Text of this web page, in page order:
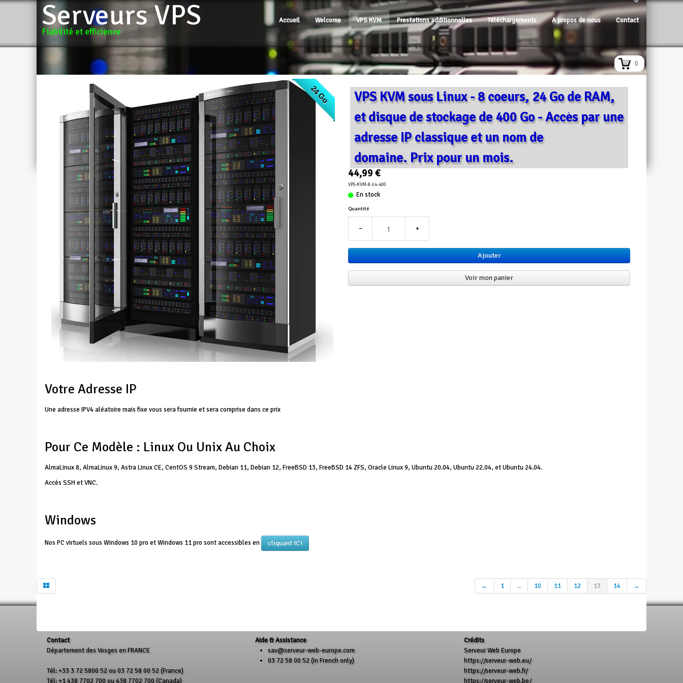
Serveurs VPS
FIabilité et efficience
Accueil Welcome VPS KVM Prestations additionnelles Téléchargements A propos de nous Contact
0
24 Go
VPS KVM sous Linux - 8 coeurs, 24 Go de RAM,
et disque de stockage de 400 Go - Accès par une
adresse IP classique et un nom de
domaine. Prix pour un mois.
44,99 €
VPS-KVM-8-24-400
En stock
Quantité
− +
Ajouter
Voir mon panier
Votre Adresse IP
Une adresse IPV4 aléatoire mais fixe vous sera fournie et sera comprise dans ce prix
Pour Ce Modèle : Linux Ou Unix Au Choix
AlmaLinux 8, AlmaLinux 9, Astra Linux CE, CentOS 9 Stream, Debian 11, Debian 12, FreeBSD 13, FreeBSD 14 ZFS, Oracle Linux 9, Ubuntu 20.04, Ubuntu 22.04, et Ubuntu 24.04.
Accès SSH et VNC.
Windows
Nos PC virtuels sous Windows 10 pro et Windows 11 pro sont accessibles en cliquant ICI
← 1 ... 10 11 12 13 14 →
Contact
Département des Vosges en FRANCE
Tél: +33 3 72 5800 52 ou 03 72 58 00 52 (France)
Tél: +1 438 7702 700 ou 438 7702 700 (Canada)
Aide & Assistance
sav@serveur-web-europe.com
03 72 58 00 52 (in French only)
Crédits
Serveur Web Europe
https://serveur-web.eu/
https://serveur-web.fr/
https://serveur-web.be/